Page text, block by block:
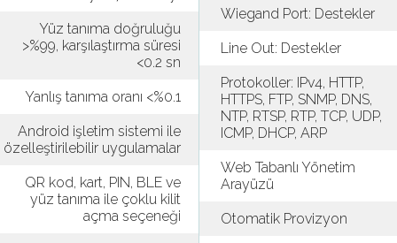
Yüz tanıma doğruluğu
>%99, karşılaştırma süresi
<0.2 sn
Yanlış tanıma oranı <%0.1
Android işletim sistemi ile
özelleştirilebilir uygulamalar
QR kod, kart, PIN, BLE ve
yüz tanıma ile çoklu kilit
açma seçeneği
Wiegand Port: Destekler
Line Out: Destekler
Protokoller: IPv4, HTTP,
HTTPS, FTP, SNMP, DNS,
NTP, RTSP, RTP, TCP, UDP,
ICMP, DHCP, ARP
Web Tabanlı Yönetim
Arayüzü
Otomatik Provizyon